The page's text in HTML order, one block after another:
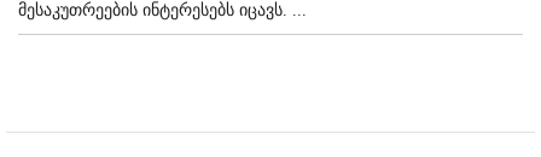
მესაკუთრეების ინტერესებს იცავს. ...